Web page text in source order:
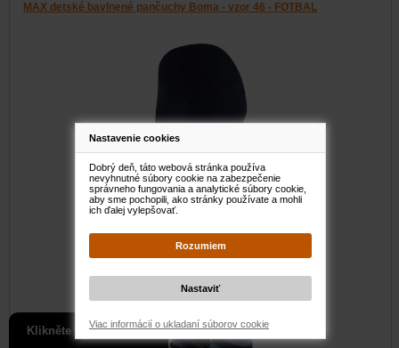
MAX detské bavlnené pančuchy Boma - vzor 46 - FOTBAL
Klikněte pro slevu
Nastavenie cookies
Dobrý deň, táto webová stránka používa
nevyhnutné súbory cookie na zabezpečenie
správneho fungovania a analytické súbory cookie,
aby sme pochopili, ako stránky používate a mohli
ich ďalej vylepšovať.
Viac informácií o ukladaní súborov cookie